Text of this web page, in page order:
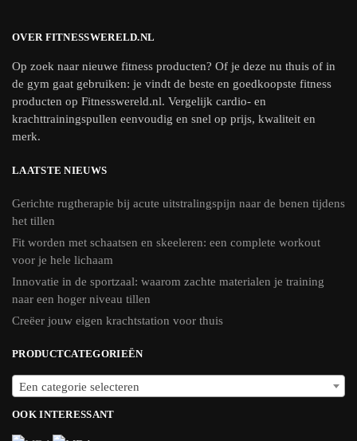
OVER FITNESSWERELD.NL
Op zoek naar nieuwe fitness producten? Of je deze nu thuis of in
de gym gaat gebruiken: je vindt de beste en goedkoopste fitness
producten op Fitnesswereld.nl. Vergelijk cardio- en
krachttrainingspullen eenvoudig en snel op prijs, kwaliteit en
merk.
LAATSTE NIEUWS
Gerichte rugtherapie bij acute uitstralingspijn naar de benen tijdens
het tillen
Fit worden met schaatsen en skeeleren: een complete workout
voor je hele lichaam
Innovatie in de sportzaal: waarom zachte materialen je training
naar een hoger niveau tillen
Creëer jouw eigen krachtstation voor thuis
PRODUCTCATEGORIEËN
Een categorie selecteren
OOK INTERESSANT